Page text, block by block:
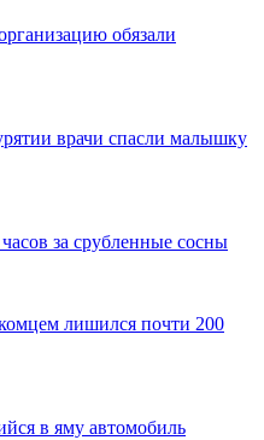
обязали
врачи спасли малышку
за срубленные сосны
лишился почти 200
в яму автомобиль